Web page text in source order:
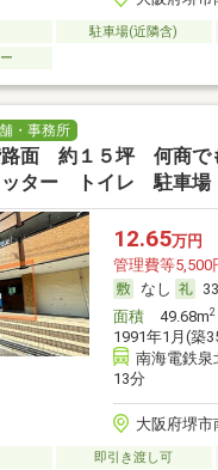
駐車場(近隣含)
・事務所
路面 約１５坪 何商
ッター トイレ 駐車場
12.65万円
管理費等5,500
なし
面積49.68m2
1991年1月(築
南海電鉄泉
13分
大阪府堺
即引き渡し可